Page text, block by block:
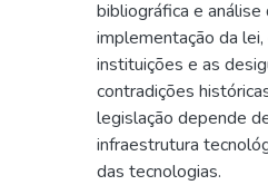
bibliográfica e
implementação da
instituições e as
contradições
legislação depende
infraestrutura
das tecnologias.